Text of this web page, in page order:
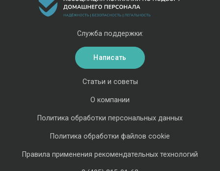
Статьи и советы
О компании
Политика обработки персональных данных
Политика обработки файлов cookie
Правила применения рекомендательных технологий
Служба поддержки:
Написать